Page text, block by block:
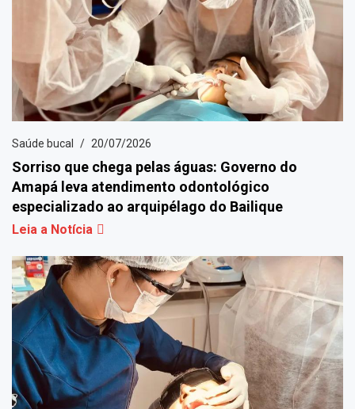
Saúde bucal 20/07/2026
Sorriso que chega pelas águas: Governo do
Amapá leva atendimento odontológico
especializado ao arquipélago do Bailique
Leia a Notícia